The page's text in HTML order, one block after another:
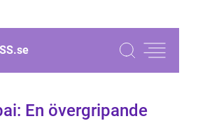
se
En övergripande